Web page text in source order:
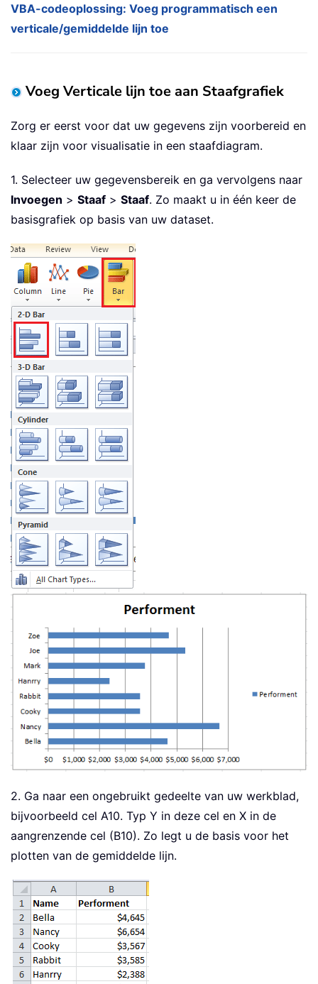
VBA-codeoplossing: Voeg programmatisch een
verticale/gemiddelde lijn toe
Voeg Verticale lijn toe aan Staafgrafiek
Zorg er eerst voor dat uw gegevens zijn voorbereid en
klaar zijn voor visualisatie in een staafdiagram.
1. Selecteer uw gegevensbereik en ga vervolgens naar
Invoegen > Staaf > Staaf. Zo maakt u in één keer de
basisgrafiek op basis van uw dataset.
2. Ga naar een ongebruikt gedeelte van uw werkblad,
bijvoorbeeld cel A10. Typ Y in deze cel en X in de
aangrenzende cel (B10). Zo legt u de basis voor het
plotten van de gemiddelde lijn.